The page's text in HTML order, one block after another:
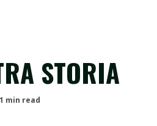
STORIA
1 min read